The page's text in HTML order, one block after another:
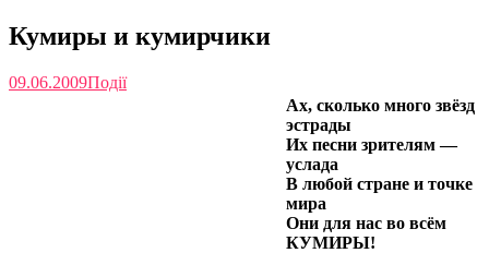
Кумиры и кумирчики
09.06.2009Події
Ах, сколько много звёзд
эстрады
Их песни зрителям —
услада
В любой стране и точке
мира
Они для нас во всём
КУМИРЫ!